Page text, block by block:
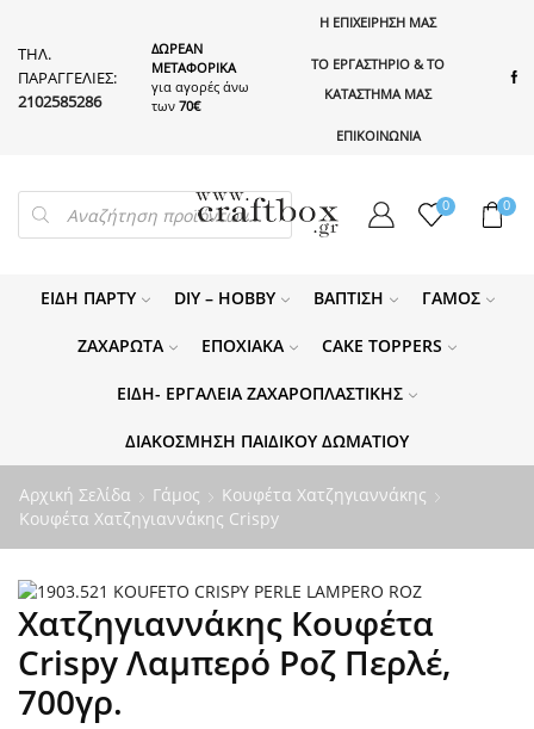
ΤΗΛ.
ΠΑΡΑΓΓΕΛΙΕΣ:
2102585286
ΔΩΡΕΑΝ
ΜΕΤΑΦΟΡΙΚΑ
για αγορές άνω
των 70€
Η ΕΠΙΧΕΙΡΗΣΗ ΜΑΣ
ΤΟ ΕΡΓΑΣΤΗΡΙΟ & ΤΟ
ΚΑΤΑΣΤΗΜΑ ΜΑΣ
ΕΠΙΚΟΙΝΩΝΙΑ
PRODUCTS
SEARCH 0 0
ΕΊΔΗ ΠΆΡΤΥ DIY – HOBBY ΒΆΠΤΙΣΗ ΓΆΜΟΣ
ΖΑΧΑΡΩΤΆ ΕΠΟΧΙΑΚΆ CAKE TOPPERS
ΕΊΔΗ- ΕΡΓΑΛΕΊΑ ΖΑΧΑΡΟΠΛΑΣΤΙΚΉΣ
ΔΙΑΚΌΣΜΗΣΗ ΠΑΙΔΙΚΟΎ ΔΩΜΑΤΊΟΥ
Αρχική Σελίδα Γάμος
Κουφέτα Χατζηγιαννάκης
Κουφέτα Χατζηγιαννάκης Crispy
Χατζηγιαννάκης Κουφέτα
Crispy Λαμπερό Ροζ Περλέ,
700γρ.